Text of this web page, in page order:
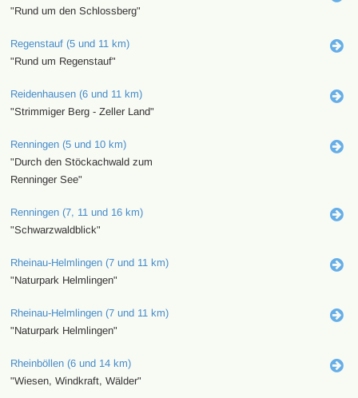
"Rund um den Schlossberg"
Regenstauf (5 und 11 km)
"Rund um Regenstauf"
Reidenhausen (6 und 11 km)
"Strimmiger Berg - Zeller Land"
Renningen (5 und 10 km)
"Durch den Stöckachwald zum
Renninger See"
Renningen (7, 11 und 16 km)
"Schwarzwaldblick"
Rheinau-Helmlingen (7 und 11 km)
"Naturpark Helmlingen"
Rheinau-Helmlingen (7 und 11 km)
"Naturpark Helmlingen"
Rheinböllen (6 und 14 km)
"Wiesen, Windkraft, Wälder"